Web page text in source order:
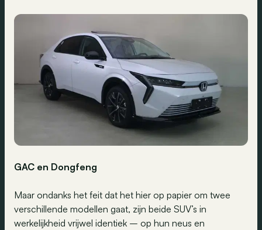
GAC en Dongfeng
Maar ondanks het feit dat het hier op papier om twee
verschillende modellen gaat, zijn beide SUV’s in
werkelijkheid vrijwel identiek – op hun neus en